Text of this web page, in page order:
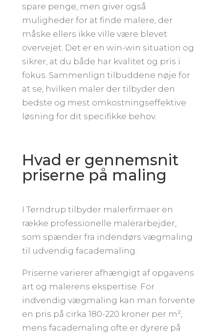
spare penge, men giver også
muligheder for at finde malere, der
måske ellers ikke ville være blevet
overvejet. Det er en win-win situation og
sikrer, at du både har kvalitet og pris i
fokus. Sammenlign tilbuddene nøje for
at se, hvilken maler der tilbyder den
bedste og mest omkostningseffektive
løsning for dit specifikke behov.
Hvad er gennemsnit
priserne på maling
I Terndrup tilbyder malerfirmaer en
række professionelle malerarbejder,
som spænder fra indendørs vægmaling
til udvendig facademaling.
Priserne varierer afhængigt af opgavens
art og malerens ekspertise. For
indvendig vægmaling kan man forvente
en pris på cirka 180-220 kroner per m²,
mens facademaling ofte er dyrere på